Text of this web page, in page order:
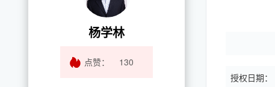
杨学林
点赞： 130
授权日期：